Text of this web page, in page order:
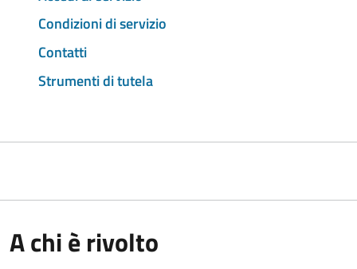
Condizioni di servizio
Contatti
Strumenti di tutela
A chi è rivolto